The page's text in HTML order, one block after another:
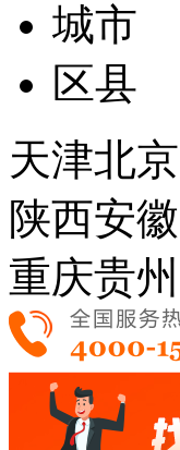
城市
区县
天津北京
陕西安徽
重庆贵州